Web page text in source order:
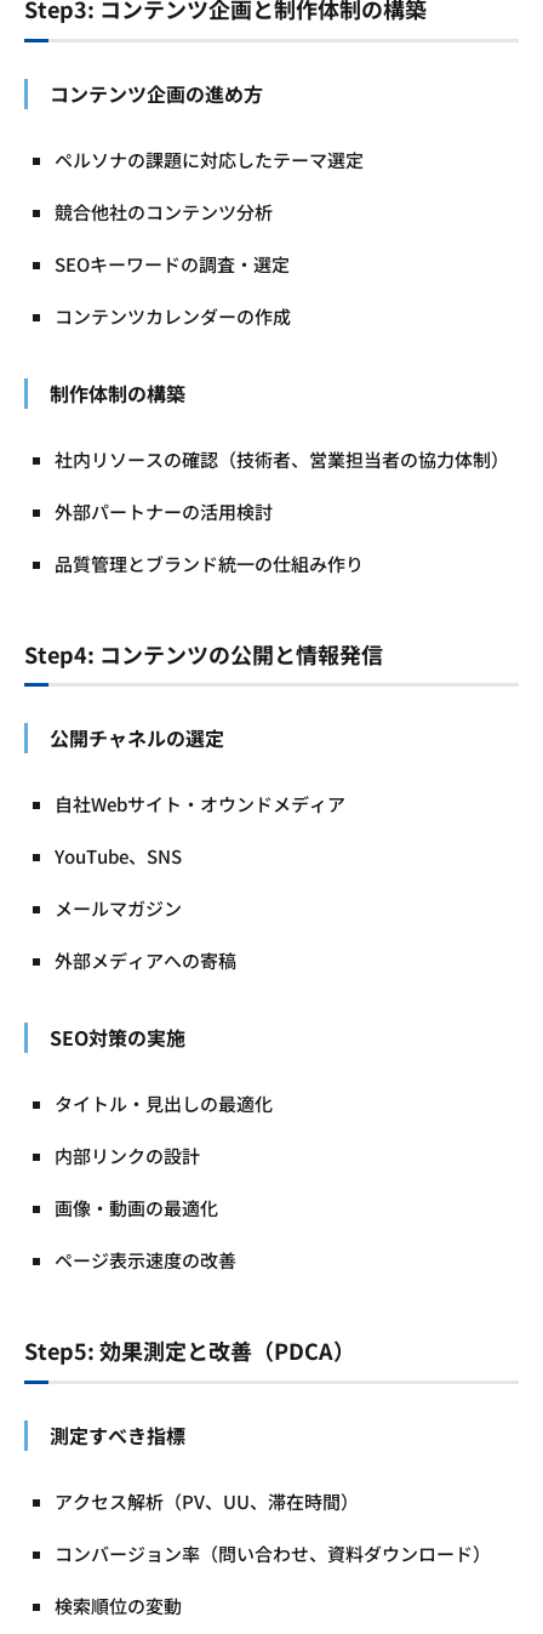
Step3: コンテンツ企画と制作体制の構築
コンテンツ企画の進め方
ペルソナの課題に対応したテーマ選定
競合他社のコンテンツ分析
SEOキーワードの調査・選定
コンテンツカレンダーの作成
制作体制の構築
社内リソースの確認（技術者、営業担当者の協力体制）
外部パートナーの活用検討
品質管理とブランド統一の仕組み作り
Step4: コンテンツの公開と情報発信
公開チャネルの選定
自社Webサイト・オウンドメディア
YouTube、SNS
メールマガジン
外部メディアへの寄稿
SEO対策の実施
タイトル・見出しの最適化
内部リンクの設計
画像・動画の最適化
ページ表示速度の改善
Step5: 効果測定と改善（PDCA）
測定すべき指標
アクセス解析（PV、UU、滞在時間）
コンバージョン率（問い合わせ、資料ダウンロード）
検索順位の変動